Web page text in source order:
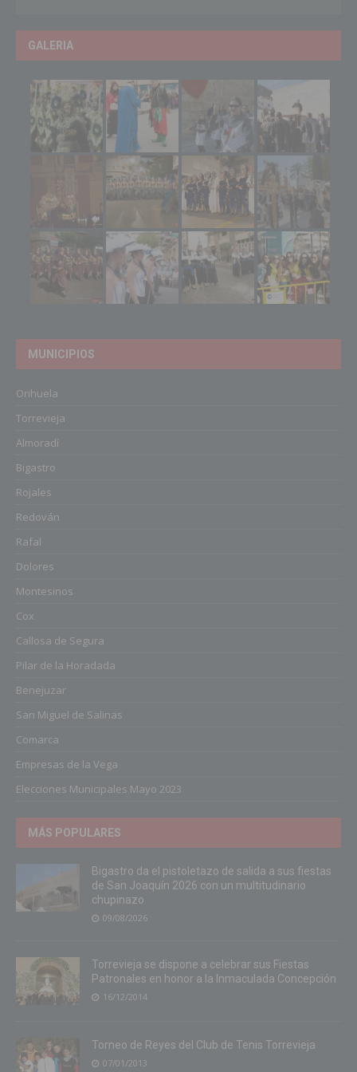
GALERIA
MUNICIPIOS
Orihuela
Torrevieja
Almoradí
Bigastro
Rojales
Redován
Rafal
Dolores
Montesinos
Cox
Callosa de Segura
Pilar de la Horadada
Benejuzar
San Miguel de Salinas
Comarca
Empresas de la Vega
Elecciones Municipales Mayo 2023
MÁS POPULARES
Bigastro da el pistoletazo de salida a sus fiestas
de San Joaquín 2026 con un multitudinario
chupinazo
09/08/2026
Torrevieja se dispone a celebrar sus Fiestas
Patronales en honor a la Inmaculada Concepción
16/12/2014
Torneo de Reyes del Club de Tenis Torrevieja
07/01/2013